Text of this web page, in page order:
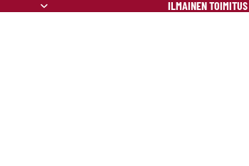
ILMAINEN TOIMITUS